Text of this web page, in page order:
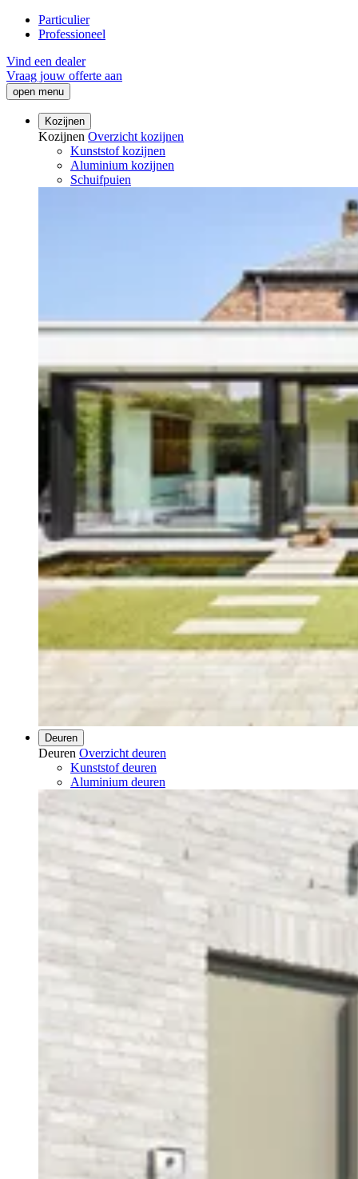
Particulier
Professioneel
Vind een dealer
Vraag jouw offerte aan
open menu
Kozijnen
Kozijnen Overzicht kozijnen
Kunststof kozijnen
Aluminium kozijnen
Schuifpuien
Deuren
Deuren Overzicht deuren
Kunststof deuren
Aluminium deuren